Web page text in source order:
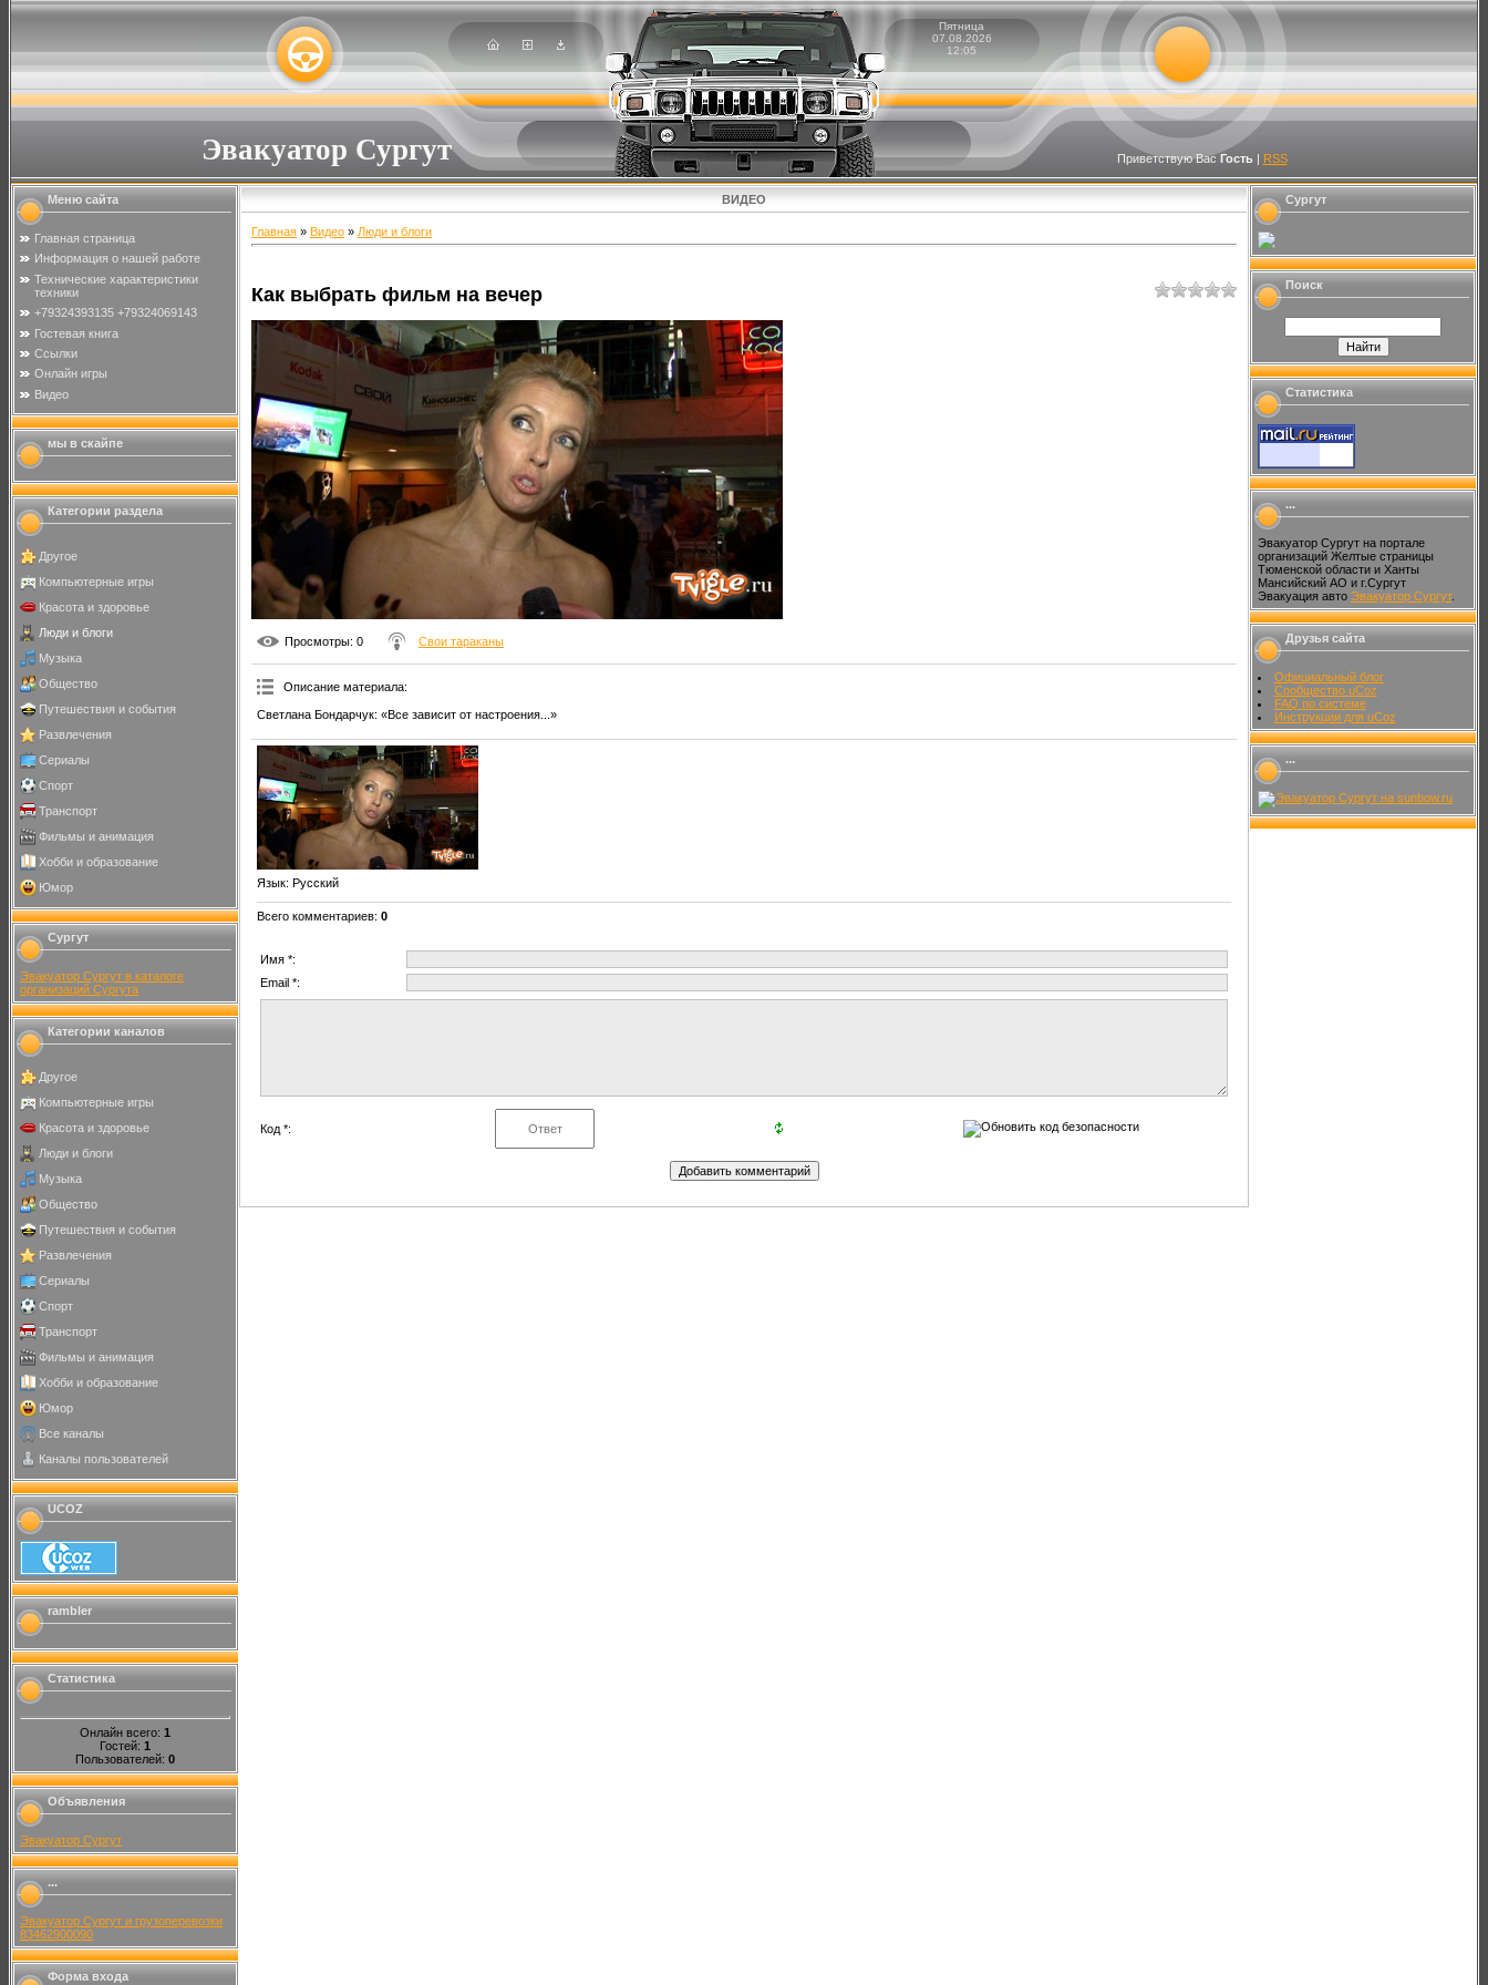
Эвакуатор Сургут
Пятница
07.08.2026
12:05
Приветствую Вас Гость| RSS
Меню сайта
Главная страница
Информация о нашей работе
Технические характеристики
техники
+79324393135 +79324069143
Гостевая книга
Ссылки
Онлайн игры
Видео
мы в скайпе
Категории раздела
Другое
Компьютерные игры
Красота и здоровье
Люди и блоги
Музыка
Общество
Путешествия и события
Развлечения
Сериалы
Спорт
Транспорт
Фильмы и анимация
Хобби и образование
Юмор
Сургут
Эвакуатор Сургут в каталоге
организаций Сургута
Категории каналов
Другое
Компьютерные игры
Красота и здоровье
Люди и блоги
Музыка
Общество
Путешествия и события
Развлечения
Сериалы
Спорт
Транспорт
Фильмы и анимация
Хобби и образование
Юмор
Все каналы
Каналы пользователей
UCOZ
rambler
Статистика
Онлайн всего: 1
Гостей: 1
Пользователей: 0
Объявления
Эвакуатор Сургут
...
Эвакуатор Сургут и грузоперевозки
83462900090
Форма входа
ВИДЕО
Главная » Видео » Люди и блоги
Как выбрать фильм на вечер
Просмотры: 0 Свои тараканы
Описание материала:
Светлана Бондарчук: «Все зависит от настроения...»
Язык: Русский
Всего комментариев: 0
Имя *:
Email *:
Код *:
Сургут
Поиск
Статистика
...
Эвакуатор Сургут на портале
организаций Желтые страницы
Тюменской области и Ханты
Мансийский АО и г.Сургут
Эвакуация авто Эвакуатор Сургут.
Друзья сайта
Официальный блог
Сообщество uCoz
FAQ по системе
Инструкции для uCoz
...